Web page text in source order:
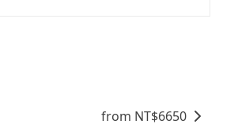
from NT$6650